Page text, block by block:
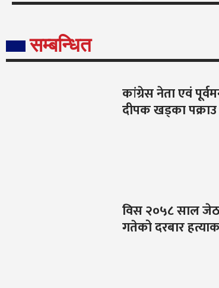
सम्बन्धित
कांग्रेस नेता एवं
दीपक खड्का पक्राउ
विस २०५८ साल
गतेको दरबार